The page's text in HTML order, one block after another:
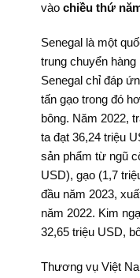
vào chiều thứ
Senegal là một
trung chuyển
Senegal chỉ đáp
tấn gạo trong đó
bông. Năm 2022,
ta đạt 36,24 triệu
sản phẩm từ ngũ
USD), gạo (1,7
đầu năm 2023,
năm 2022. Kim
32,65 triệu USD,
Thương vụ Việt